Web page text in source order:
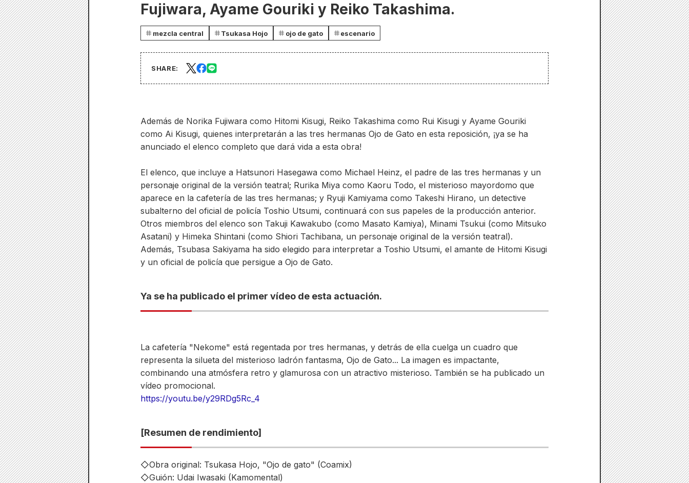
Fujiwara, Ayame Gouriki y Reiko Takashima.
mezcla central Tsukasa Hojo ojo de gato escenario
SHARE:
Además de Norika Fujiwara como Hitomi Kisugi, Reiko Takashima como Rui Kisugi y Ayame Gouriki
como Ai Kisugi, quienes interpretarán a las tres hermanas Ojo de Gato en esta reposición, ¡ya se ha
anunciado el elenco completo que dará vida a esta obra!
El elenco, que incluye a Hatsunori Hasegawa como Michael Heinz, el padre de las tres hermanas y un
personaje original de la versión teatral; Rurika Miya como Kaoru Todo, el misterioso mayordomo que
aparece en la cafetería de las tres hermanas; y Ryuji Kamiyama como Takeshi Hirano, un detective
subalterno del oficial de policía Toshio Utsumi, continuará con sus papeles de la producción anterior.
Otros miembros del elenco son Takuji Kawakubo (como Masato Kamiya), Minami Tsukui (como Mitsuko
Asatani) y Himeka Shintani (como Shiori Tachibana, un personaje original de la versión teatral).
Además, Tsubasa Sakiyama ha sido elegido para interpretar a Toshio Utsumi, el amante de Hitomi Kisugi
y un oficial de policía que persigue a Ojo de Gato.
Ya se ha publicado el primer vídeo de esta actuación.
La cafetería "Nekome" está regentada por tres hermanas, y detrás de ella cuelga un cuadro que
representa la silueta del misterioso ladrón fantasma, Ojo de Gato... La imagen es impactante,
combinando una atmósfera retro y glamurosa con un atractivo misterioso. También se ha publicado un
vídeo promocional.
https://youtu.be/y29RDg5Rc_4
[Resumen de rendimiento]
◇Obra original: Tsukasa Hojo, "Ojo de gato" (Coamix)
◇Guión: Udai Iwasaki (Kamomental)